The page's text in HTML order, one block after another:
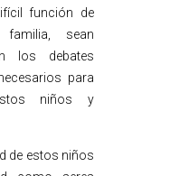
función de
sean
los debates
para
niños y
de estos niños